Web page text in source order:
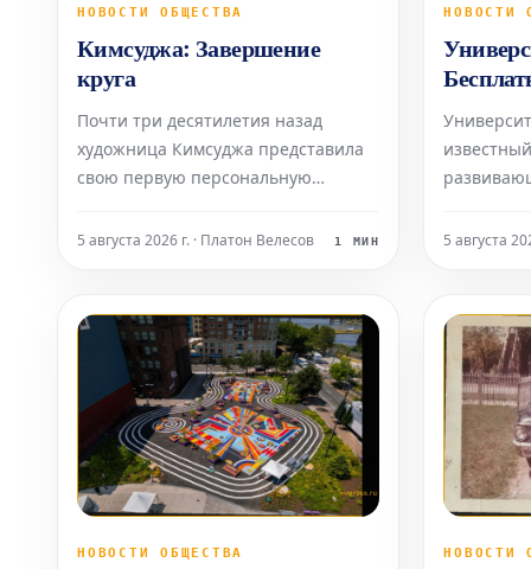
НОВОСТИ ОБЩЕСТВА
Кимсуджа: Завершение
круга
Почти три десятилетия назад
художница Кимсуджа представила
свою первую персональную
названием «Поле прачечной/
Оквилла — музее современного
искусства в богатом городе на озере
Онтарио, располож
5 августа 2026 г. · Платон Велесов 1 МИН
НОВОСТИ
семей с
объявил
набора
учащиеся
доходом
будут
5 августа
НОВОСТИ ОБЩЕСТВА НОВОСТИ